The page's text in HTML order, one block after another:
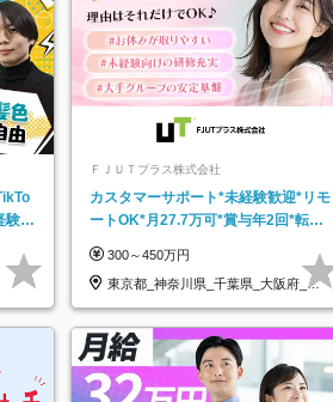
験O
ＦＪＵＴプラス株式会社
カスタマーサポート*未経験歓迎*リモ
ートOK*月27.7万可*賞与年2回*転勤
300～450万円
東京都_神奈川県_千葉県_大阪府_愛
知県…